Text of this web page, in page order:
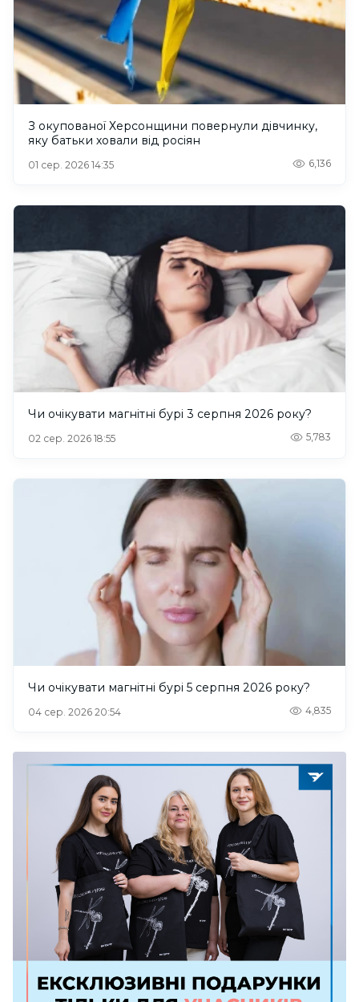
З окупованої Херсонщини повернули дівчинку,
яку батьки ховали від росіян
01 сер. 2026 14:35 6,136
Чи очікувати магнітні бурі 3 серпня 2026 року?
02 сер. 2026 18:55 5,783
Чи очікувати магнітні бурі 5 серпня 2026 року?
04 сер. 2026 20:54 4,835